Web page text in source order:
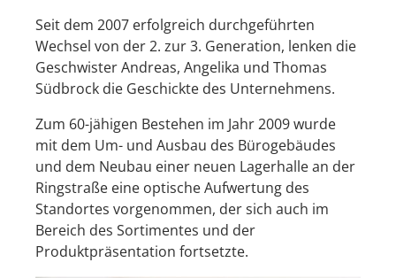
Seit dem 2007 erfolgreich durchgeführten
Wechsel von der 2. zur 3. Generation, lenken die
Geschwister Andreas, Angelika und Thomas
Südbrock die Geschickte des Unternehmens.
Zum 60-jähigen Bestehen im Jahr 2009 wurde
mit dem Um- und Ausbau des Bürogebäudes
und dem Neubau einer neuen Lagerhalle an der
Ringstraße eine optische Aufwertung des
Standortes vorgenommen, der sich auch im
Bereich des Sortimentes und der
Produktpräsentation fortsetzte.